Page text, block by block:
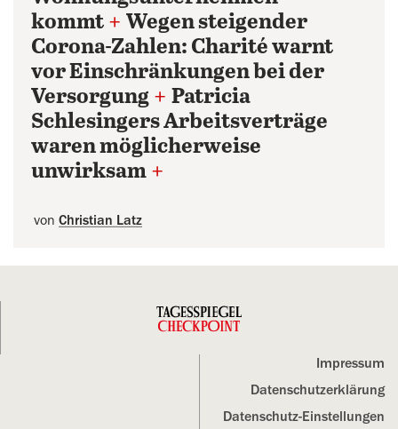
kommt + Wegen steigender
Corona-Zahlen: Charité warnt
vor Einschränkungen bei der
Versorgung + Patricia
Schlesingers Arbeitsverträge
waren möglicherweise
unwirksam +
von Christian Latz
Impressum
Datenschutz­erklärung
Datenschutz-Einstellungen